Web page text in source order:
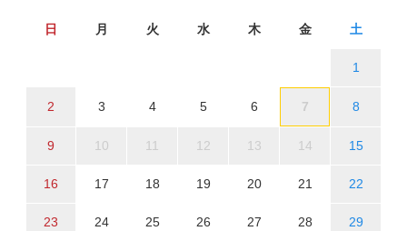
日 月 火 水 木 金 土
1
2 3 4 5 6 7 8
9 10 11 12 13 14 15
16 17 18 19 20 21 22
23 24 25 26 27 28 29